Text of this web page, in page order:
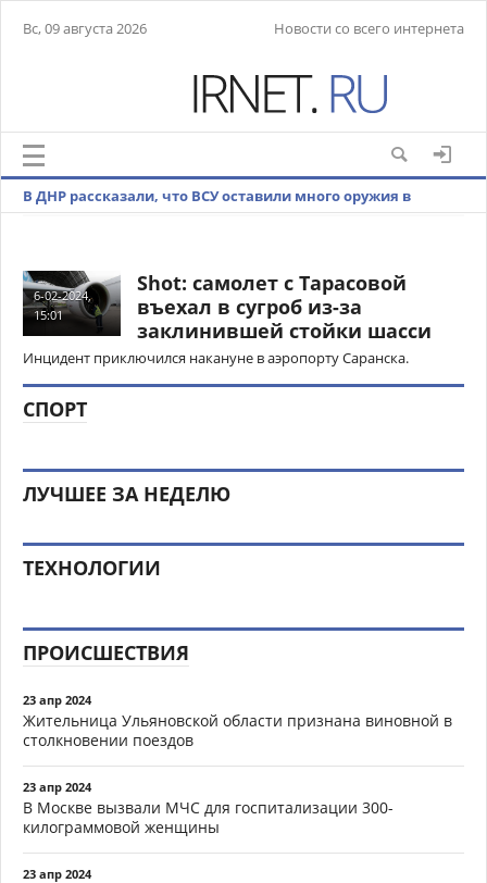
Вс, 09 августа 2026 Новости со всего интернета
В ДНР рассказали, что ВСУ оставили много оружия в
6-02-2024,
15:01
Shot: самолет с Тарасовой
въехал в сугроб из-за
заклинившей стойки шасси
Инцидент приключился накануне в аэропорту Саранска.
СПОРТ
ЛУЧШЕЕ ЗА НЕДЕЛЮ
ТЕХНОЛОГИИ
ПРОИСШЕСТВИЯ
23 апр 2024
Жительница Ульяновской области признана виновной в
столкновении поездов
23 апр 2024
В Москве вызвали МЧС для госпитализации 300-
килограммовой женщины
23 апр 2024